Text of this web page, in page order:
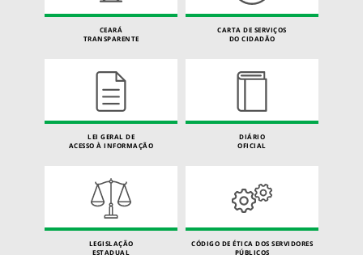
CEARÁ
TRANSPARENTE
CARTA DE SERVIÇOS
DO CIDADÃO
LEI GERAL DE
ACESSO À INFORMAÇÃO
DIÁRIO
OFICIAL
LEGISLAÇÃO
ESTADUAL
CÓDIGO DE ÉTICA DOS SERVIDORES
PÚBLICOS